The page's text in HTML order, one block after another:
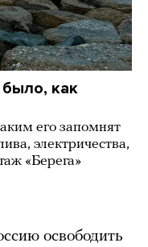
как
его запомнят
электричества,
«Берега»
освободить